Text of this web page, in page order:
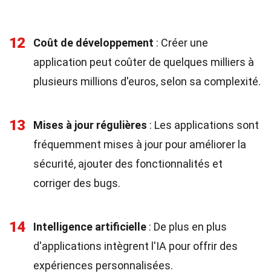
12 Coût de développement : Créer une
application peut coûter de quelques milliers à
plusieurs millions d'euros, selon sa complexité.
13 Mises à jour régulières : Les applications sont
fréquemment mises à jour pour améliorer la
sécurité, ajouter des fonctionnalités et
corriger des bugs.
14 Intelligence artificielle : De plus en plus
d'applications intègrent l'IA pour offrir des
expériences personnalisées.